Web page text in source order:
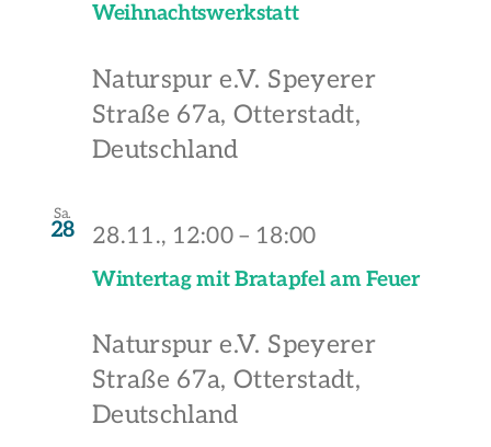
Weihnachtswerkstatt
Naturspur e.V. Speyerer
Straße 67a, Otterstadt,
Deutschland
Sa.
28
Wintertag mit Bratapfel am Feuer
28.11., 12:00 – 18:00
Naturspur e.V. Speyerer
Straße 67a, Otterstadt,
Deutschland